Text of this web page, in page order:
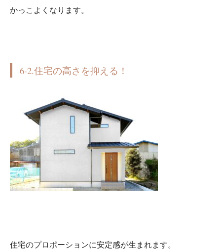
かっこよくなります。
6-2.住宅の高さを抑える！
住宅のプロポーションに安定感が生まれます。